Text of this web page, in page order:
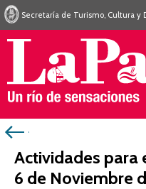
Secretaría de Turismo, Cultura y
Actividades para
6 de Noviembre